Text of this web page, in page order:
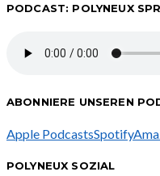
PODCAST: POLYNEUX
ABONNIERE UNSEREN
Apple PodcastsSpotify
POLYNEUX SOZIAL